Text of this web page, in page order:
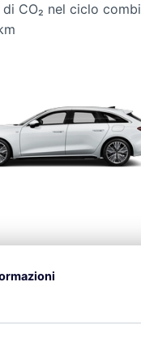
di CO₂ nel ciclo